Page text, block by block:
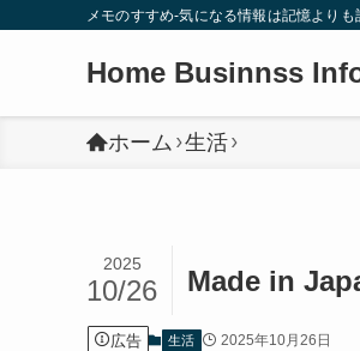
メモのすすめ-気になる情報は記憶よ
Home Businnss
ホーム 生活
Made in
2025
10/26
広告 生活 2025年10月26日